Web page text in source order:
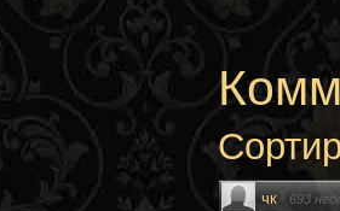
чк · 693